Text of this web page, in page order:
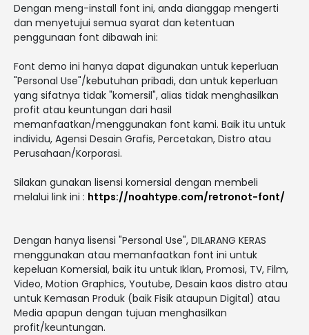
Dengan meng-install font ini, anda dianggap mengerti
dan menyetujui semua syarat dan ketentuan
penggunaan font dibawah ini:
Font demo ini hanya dapat digunakan untuk keperluan
"Personal Use"/kebutuhan pribadi, dan untuk keperluan
yang sifatnya tidak "komersil", alias tidak menghasilkan
profit atau keuntungan dari hasil
memanfaatkan/menggunakan font kami. Baik itu untuk
individu, Agensi Desain Grafis, Percetakan, Distro atau
Perusahaan/Korporasi.
Silakan gunakan lisensi komersial dengan membeli
melalui link ini : https://noahtype.com/retronot-font/
Dengan hanya lisensi "Personal Use", DILARANG KERAS
menggunakan atau memanfaatkan font ini untuk
kepeluan Komersial, baik itu untuk Iklan, Promosi, TV, Film,
Video, Motion Graphics, Youtube, Desain kaos distro atau
untuk Kemasan Produk (baik Fisik ataupun Digital) atau
Media apapun dengan tujuan menghasilkan
profit/keuntungan.